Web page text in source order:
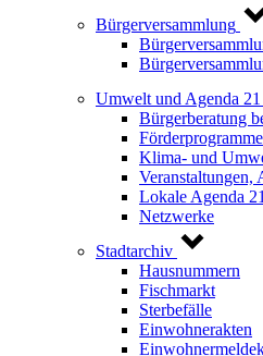
Bürgerversammlung
Umwelt und Agenda 21
Bürgerberatung
Förderprogramme
Klima- und
Lokale Agenda 21
Netzwerke
Stadtarchiv
Hausnummern
Fischmarkt
Sterbefälle
Einwohnerakten